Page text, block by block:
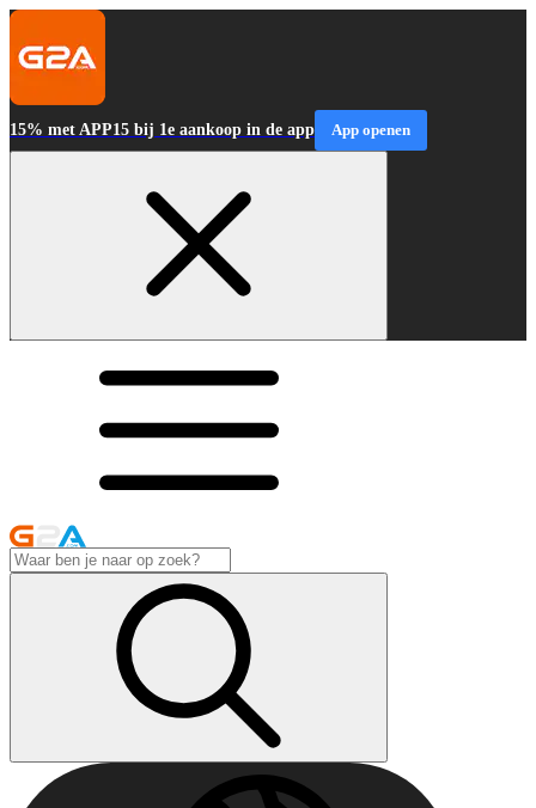
15% met APP15 bij 1e aankoop in de app App openen